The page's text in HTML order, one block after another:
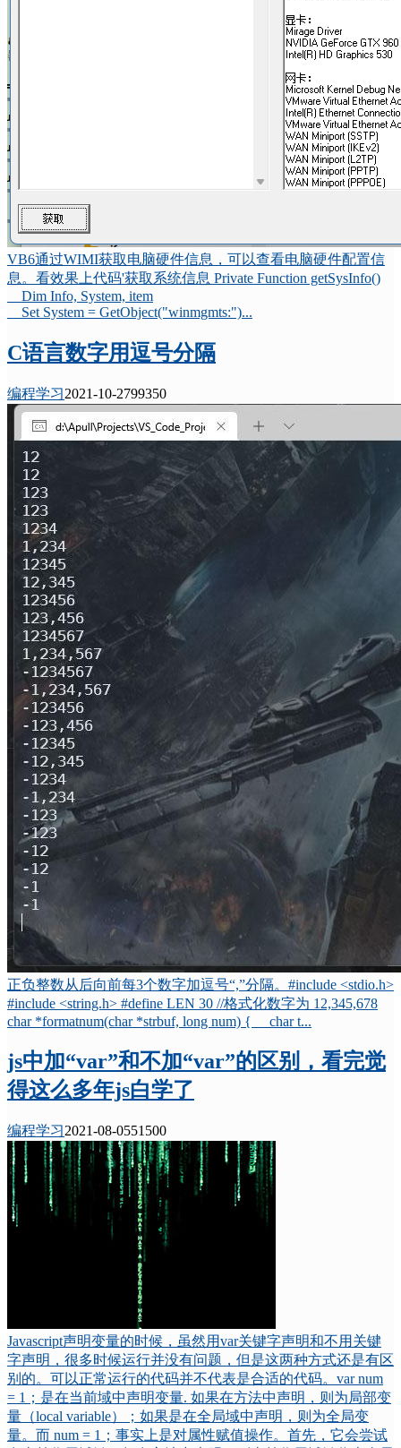
VB6通过WIMI获取电脑硬件信息，可以查看电脑硬件配置信
息。看效果上代码'获取系统信息 Private Function getSysInfo()
Dim Info, System, item
Set System = GetObject("winmgmts:")...
C语言数字用逗号分隔
编程学习2021-10-2799350
正负整数从后向前每3个数字加逗号“,”分隔。#include <stdio.h>
#include <string.h> #define LEN 30 //格式化数字为 12,345,678
char *formatnum(char *strbuf, long num) { char t...
js中加“var”和不加“var”的区别，看完觉
得这么多年js白学了
编程学习2021-08-0551500
Javascript声明变量的时候，虽然用var关键字声明和不用关键
字声明，很多时候运行并没有问题，但是这两种方式还是有区
别的。可以正常运行的代码并不代表是合适的代码。var num
= 1；是在当前域中声明变量. 如果在方法中声明，则为局部变
量（local variable）；如果是在全局域中声明，则为全局变
量。而 num = 1；事实上是对属性赋值操作。首先，它会尝试